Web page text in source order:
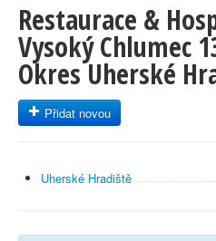
Restaurace &
Vysoký Chlumec
Okres Uherské
Přidat novou
Uherské Hradiště